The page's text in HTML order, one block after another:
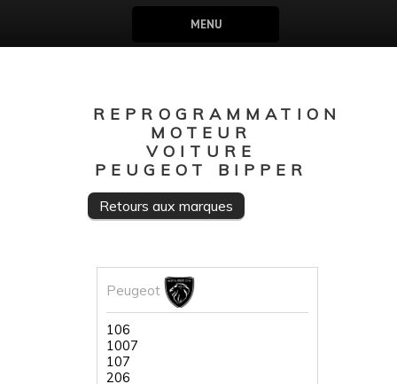
MENU
REPROGRAMMATION
MOTEUR
VOITURE
PEUGEOT BIPPER
Retours aux marques
Peugeot
106
1007
107
206